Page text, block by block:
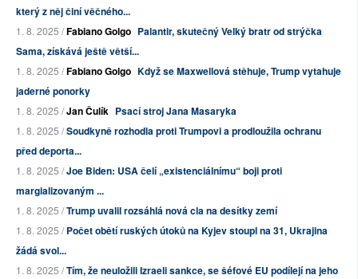
který z něj činí věčného...
1. 8. 2025 /Fabiano Golgo Palantir, skutečný Velký bratr od strýčka
Sama, získává ještě větší...
1. 8. 2025 /Fabiano Golgo Když se Maxwellová stěhuje, Trump vytahuje
jaderné ponorky
1. 8. 2025 /Jan Čulík Psací stroj Jana Masaryka
1. 8. 2025 /Soudkyně rozhodla proti Trumpovi a prodloužila ochranu
před deporta...
1. 8. 2025 /Joe Biden: USA čelí „existenciálnímu“ boji proti
margializovaným ...
1. 8. 2025 /Trump uvalil rozsáhlá nová cla na desítky zemí
1. 8. 2025 /Počet obětí ruských útoků na Kyjev stoupl na 31, Ukrajina
žádá svol...
1. 8. 2025 /Tím, že neuložili Izraeli sankce, se šéfové EU podílejí na jeho